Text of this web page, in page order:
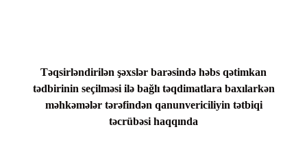
Təqsirləndirilən şəxslər barəsində həbs qətimkan
tədbirinin seçilməsi ilə bağlı təqdimatlara baxılarkən
məhkəmələr tərəfindən qanunvericiliyin tətbiqi
təcrübəsi haqqında